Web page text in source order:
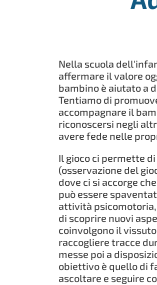
Nella scuola
affermare il valore
bambino è aiutato a
Tentiamo di
accompagnare il
riconoscersi negli
avere fede nelle
Il gioco ci permette
(osservazione del
dove ci si accorge
può essere
attività
di scoprire nuovi
coinvolgono il
raccogliere tracce
messe poi a
obiettivo è quello di
ascoltare e seguire